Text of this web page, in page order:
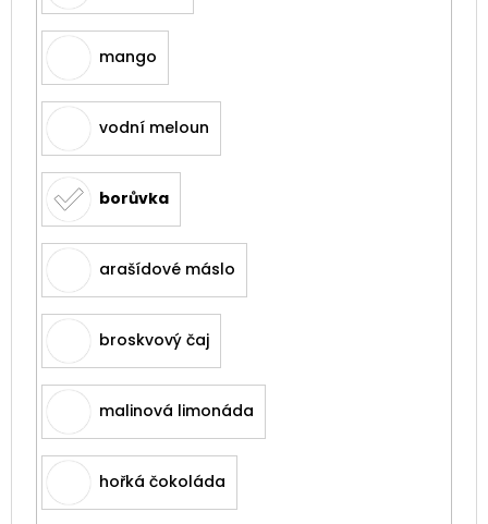
mango
vodní meloun
borůvka
arašídové máslo
broskvový čaj
malinová limonáda
hořká čokoláda